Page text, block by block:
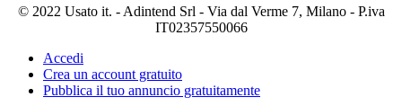
© 2022 Usato it. - Adintend Srl - Via dal Verme 7, Milano - P.iva
IT02357550066
Accedi
Crea un account gratuito
Pubblica il tuo annuncio gratuitamente